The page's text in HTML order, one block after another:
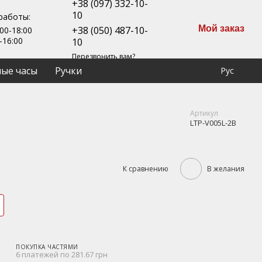
18:00
+38 (097) 332-10-
10
+38 (050) 487-10-
10
Перезвонить вам?
Мой заказ
часы Ручки Рус
Артикул
LTP-V005L-2B
К сравнению В желания
ПОКУПКА ЧАСТЯМИ
6 платежей по 281.67 грн